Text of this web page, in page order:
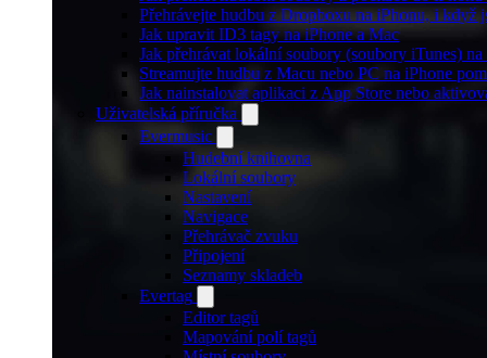
Přehrávejte hudbu z Dropboxu na iPhonu, i když
Jak upravit ID3 tagy na iPhone a Mac
Jak přehrávat lokální soubory (soubory iTunes)
Streamujte hudbu z Macu nebo PC na iPhone
Jak nainstalovat aplikaci z App Store nebo
Uživatelská příručka
Evermusic
Hudební knihovna
Lokální soubory
Nastavení
Navigace
Přehrávač zvuku
Připojení
Seznamy skladeb
Evertag
Editor tagů
Mapování polí tagů